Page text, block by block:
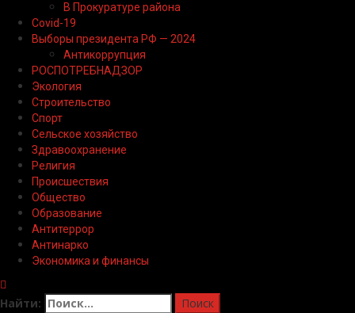
В Прокуратуре района
Covid-19
Выборы президента РФ — 2024
Антикоррупция
РОСПОТРЕБНАДЗОР
Экология
Строительство
Спорт
Сельское хозяйство
Здравоохранение
Религия
Происшествия
Общество
Образование
Антитеррор
Антинарко
Экономика и финансы
Найти: